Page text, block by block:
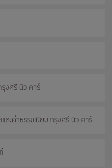
รุงศรี นิว คาร์
ะค่าธรรมเนียม กรุงศรี นิว คาร์